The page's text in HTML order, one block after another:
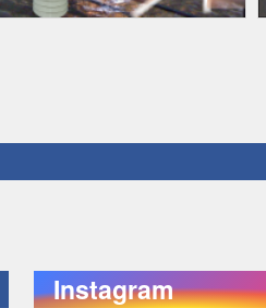
Instagram